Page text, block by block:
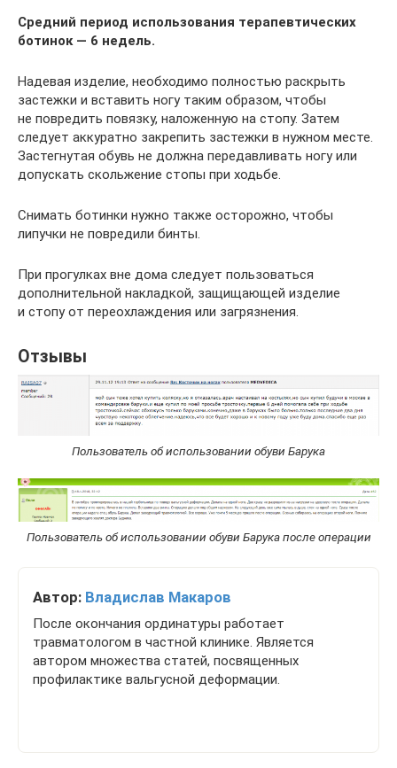
Средний период использования терапевтических
ботинок — 6 недель.
Надевая изделие, необходимо полностью раскрыть
застежки и вставить ногу таким образом, чтобы
не повредить повязку, наложенную на стопу. Затем
следует аккуратно закрепить застежки в нужном месте.
Застегнутая обувь не должна передавливать ногу или
допускать скольжение стопы при ходьбе.
Снимать ботинки нужно также осторожно, чтобы
липучки не повредили бинты.
При прогулках вне дома следует пользоваться
дополнительной накладкой, защищающей изделие
и стопу от переохлаждения или загрязнения.
Отзывы
Пользователь об использовании обуви Барука
Пользователь об использовании обуви Барука после операции
Автор: Владислав Макаров
После окончания ординатуры работает
травматологом в частной клинике. Является
автором множества статей, посвященных
профилактике вальгусной деформации.